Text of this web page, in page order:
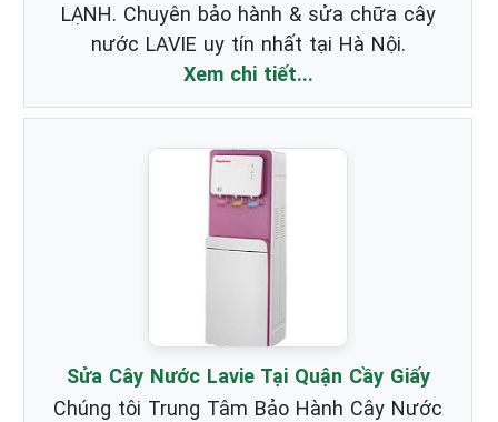
LẠNH. Chuyên bảo hành & sửa chữa cây
nước LAVIE uy tín nhất tại Hà Nội.
Xem chi tiết...
Sửa Cây Nước Lavie Tại Quận Cầy Giấy
Chúng tôi Trung Tâm Bảo Hành Cây Nước